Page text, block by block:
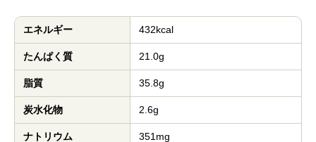
エネルギー 432kcal
たんぱく質 21.0g
脂質 35.8g
炭水化物 2.6g
ナトリウム 351mg